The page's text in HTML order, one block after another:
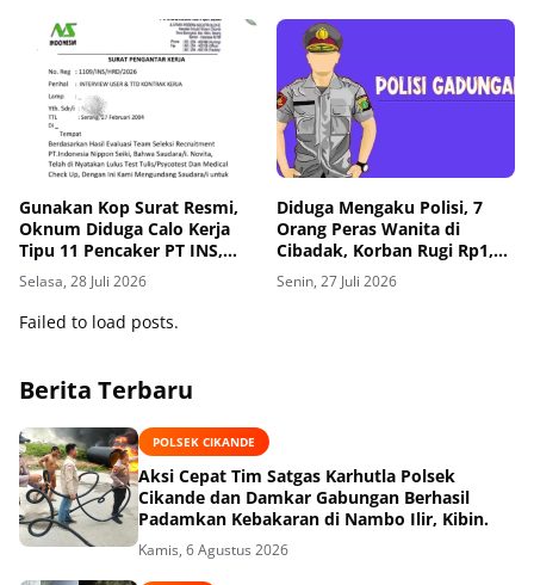
Gunakan Kop Surat Resmi,
Oknum Diduga Calo Kerja
Tipu 11 Pencaker PT INS,
Minta Uang Pemberkasan
Hingga Jutaan Rupiah
Selasa, 28 Juli 2026
Diduga Mengaku Polisi, 7
Orang Peras Wanita di
Cibadak, Korban Rugi Rp1,25
Juta
Senin, 27 Juli 2026
Failed to load posts.
Berita Terbaru
POLSEK CIKANDE
Aksi Cepat Tim Satgas Karhutla Polsek
Cikande dan Damkar Gabungan Berhasil
Padamkan Kebakaran di Nambo Ilir, Kibin.
Kamis, 6 Agustus 2026